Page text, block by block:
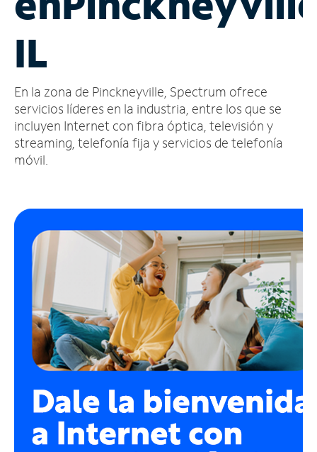
cuenta
tienda
IL
En la zona de Pinckneyville, Spectrum ofrece
servicios líderes en la industria, entre los que se
incluyen Internet con fibra óptica, televisión y
streaming, telefonía fija y servicios de telefonía
móvil.